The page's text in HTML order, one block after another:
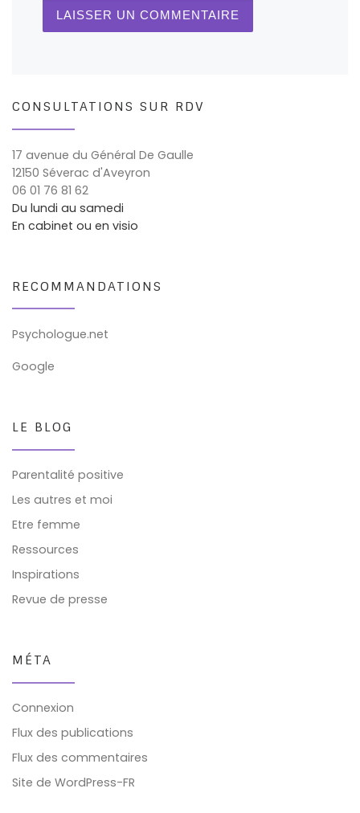
CONSULTATIONS SUR RDV
17 avenue du Général De Gaulle
12150 Séverac d'Aveyron
06 01 76 81 62
Du lundi au samedi
En cabinet ou en visio
RECOMMANDATIONS
Psychologue.net
Google
LE BLOG
Parentalité positive
Les autres et moi
Etre femme
Ressources
Inspirations
Revue de presse
MÉTA
Connexion
Flux des publications
Flux des commentaires
Site de WordPress-FR